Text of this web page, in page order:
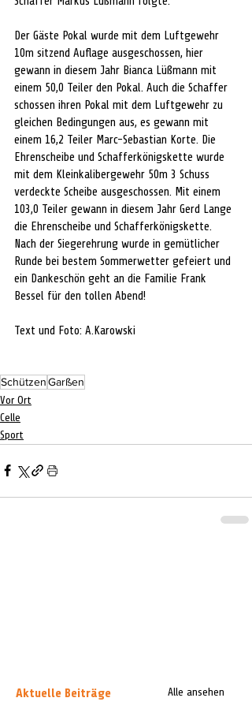
Der Gäste Pokal wurde mit dem Luftgewehr
10m sitzend Auflage ausgeschossen, hier
gewann in diesem Jahr Bianca Lüßmann mit
einem 50,0 Teiler den Pokal. Auch die Schaffer
schossen ihren Pokal mit dem Luftgewehr zu
gleichen Bedingungen aus, es gewann mit
einem 16,2 Teiler Marc-Sebastian Korte. Die
Ehrenscheibe und Schafferkönigskette wurde
mit dem Kleinkalibergewehr 50m 3 Schuss
verdeckte Scheibe ausgeschossen. Mit einem
103,0 Teiler gewann in diesem Jahr Gerd Lange
die Ehrenscheibe und Schafferkönigskette.
Nach der Siegerehrung wurde in gemütlicher
Runde bei bestem Sommerwetter gefeiert und
ein Dankeschön geht an die Familie Frank
Bessel für den tollen Abend!
Text und Foto: A.Karowski
SchützenGarßen
Vor Ort
Celle
Sport
Aktuelle Beiträge Alle ansehen